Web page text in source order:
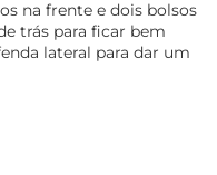
na frente e dois bolsos
trás para ficar bem
lateral para dar um